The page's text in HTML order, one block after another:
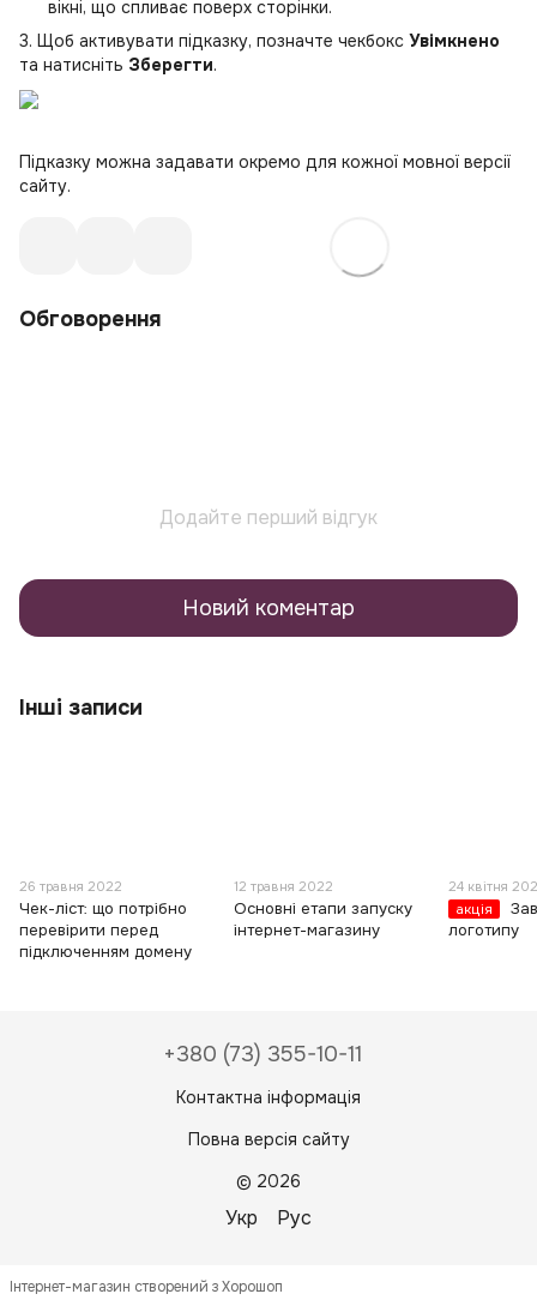
вікні, що спливає поверх сторінки.
3. Щоб активувати підказку, позначте чекбокс Увімкнено
та натисніть Зберегти.
Підказку можна задавати окремо для кожної мовної версії
сайту.
Обговорення
Додайте перший відгук
Новий коментар
Інші записи
26 травня 2022
Чек-ліст: що потрібно
перевірити перед
підключенням домену
12 травня 2022
Основні етапи запуску
інтернет-магазину
24 квітня
акція
логотипу
+380 (73) 355-10-11
Контактна інформація
Повна версія сайту
© 2026
Укр Рус
Інтернет-магазин створений з Хорошоп